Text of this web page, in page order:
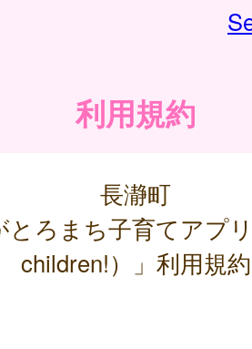
利用規約
長瀞町
とろまち子育てアプ
children!）」利用規約